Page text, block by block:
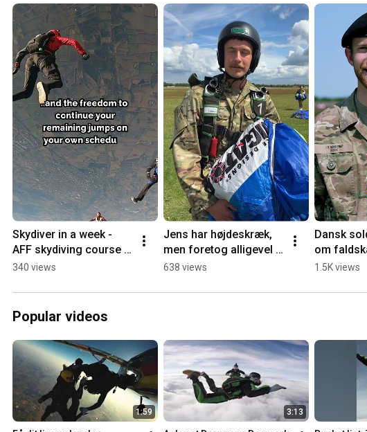
Skydiver in a week -
AFF skydiving course
with fast and effective
Denmark!
340 views
Jens har højdeskræk,
men foretog alligevel
et solo
638 views
Dansk
om
for
1.5K views
Popular videos
1:59 3:13